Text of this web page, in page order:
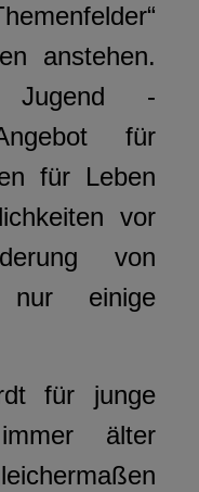
anstehen.
-
für
für Leben
vor
von
nur einige
für junge
älter